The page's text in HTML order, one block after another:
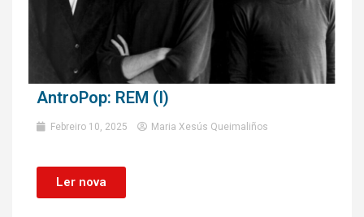
AntroPop: REM (I)
Febreiro 10, 2025 Maria Xesús Queimaliños
Ler nova